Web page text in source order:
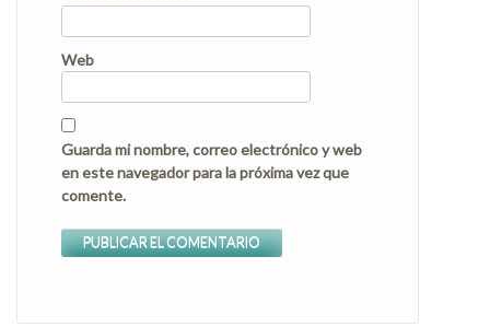
Web
Guarda mi nombre, correo electrónico y web
en este navegador para la próxima vez que
comente.